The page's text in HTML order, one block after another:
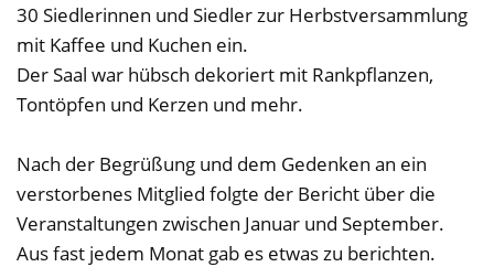
30 Siedlerinnen und Siedler zur Herbstversammlung
mit Kaffee und Kuchen ein.
Der Saal war hübsch dekoriert mit Rankpflanzen,
Tontöpfen und Kerzen und mehr.
Nach der Begrüßung und dem Gedenken an ein
verstorbenes Mitglied folgte der Bericht über die
Veranstaltungen zwischen Januar und September.
Aus fast jedem Monat gab es etwas zu berichten.